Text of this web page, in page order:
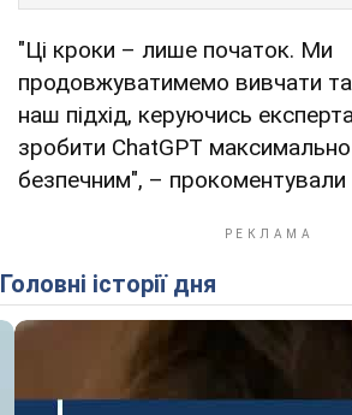
"Ці кроки – лише початок. Ми
продовжуватимемо вивчати
наш підхід, керуючись
зробити ChatGPT
безпечним", – прокоментували
Головні історії дня